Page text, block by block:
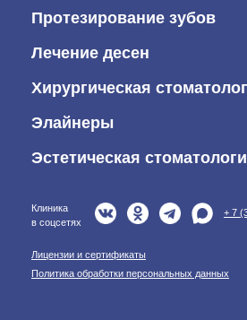
Протезирование зубов
Лечение десен
Хирургическая
Элайнеры
Эстетическая
Клиника
в соцсетях
+ 7
Лицензии и сертификаты
Политика обработки персональных данных